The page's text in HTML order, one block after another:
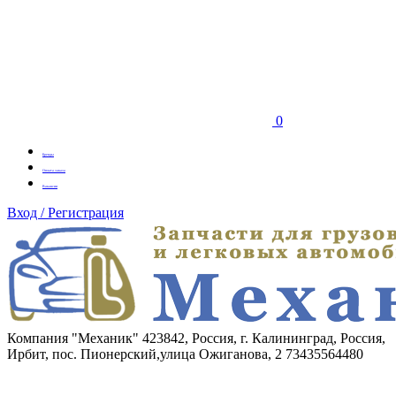
0
Бренды
Оплата заказа
Вакансии
Вход / Регистрация
Компания "Механик" 423842, Россия, г. Калининград, Россия,
Ирбит, пос. Пионерский,улица Ожиганова, 2 73435564480